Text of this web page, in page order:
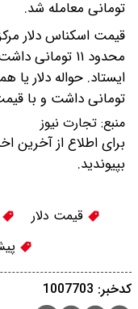
تومانی معامله شد.
تومانی داشت و با قیمت ۶۹ هزار و ۴۹۷ تومانی
منبع: تجارت نیوز
برای اطلاع از آخرین
بپیوندید.
قیمت دلار
کدخبر: 1007703